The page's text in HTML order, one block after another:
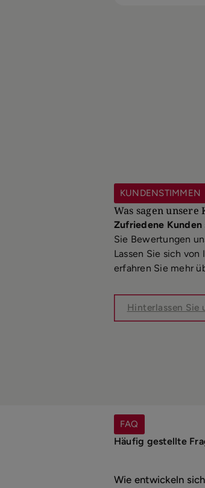
KUNDENSTIMMEN
Was sagen unsere
Zufriedene Kunden
Sie Bewertungen
Lassen Sie sich
erfahren Sie mehr
Hinterlassen Sie
FAQ
Häufig gestellte
Wie entwickeln